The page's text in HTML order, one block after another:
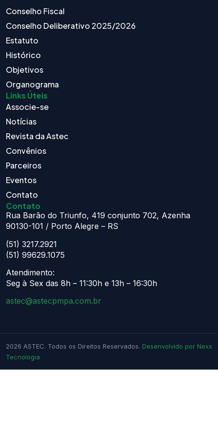
Conselho Fiscal
Conselho Deliberativo 2025/2026
Estatuto
Histórico
Objetivos
Organograma
Links Úteis
Associe-se
Notícias
Revista da Astec
Convênios
Parceiros
Eventos
Contato
Contato
Rua Barão do Triunfo, 419 conjunto 702, Azenha
90130-101 / Porto Alegre – RS
(51) 3217.2921
(51) 99629.1075
Atendimento:
Seg à Sex das 8h – 11:30h e 13h – 16:30h
astec@astecpmpa.com.br
2026 ASTEC. Todos os Direitos Reservados. Desenvolvido por Nexx
Tecnologia